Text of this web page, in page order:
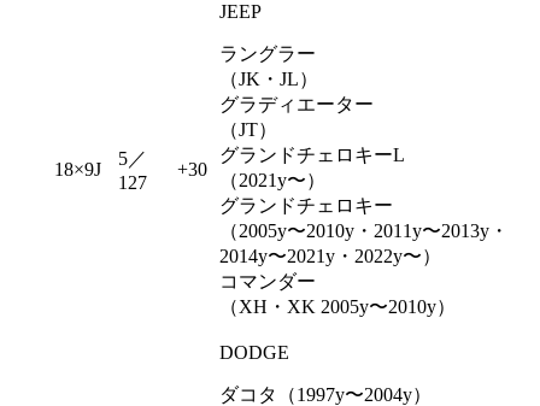
18×9J
5／
127
+30
JEEP
ラングラー
（JK・JL）
グラディエーター
（JT）
グランドチェロキーL
（2021y〜）
グランドチェロキー
（2005y〜2010y・2011y〜2013y・
2014y〜2021y・2022y〜）
コマンダー
（XH・XK 2005y〜2010y）
DODGE
ダコタ（1997y〜2004y）